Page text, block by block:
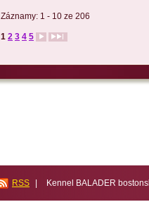
Záznamy: 1 - 10 ze 206
1 2 3 4 5
RSS | Kennel BALADER